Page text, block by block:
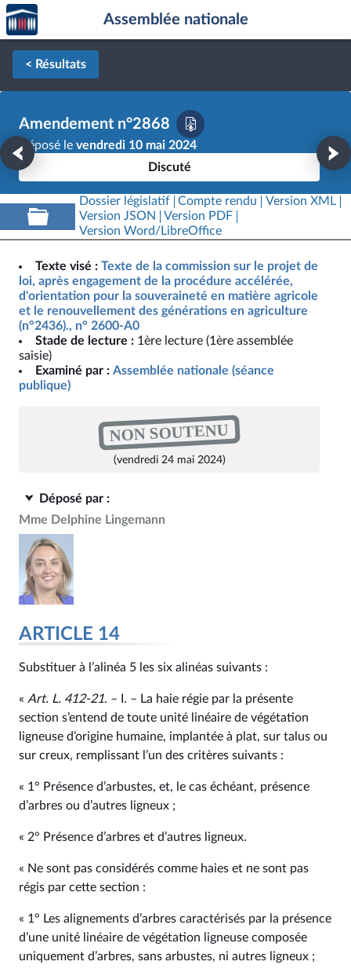
Aller au contenu
Aller en bas de la page
Accèder
à la
page
d'accueil
Assemblée nationale
< Résultats
Amendement n°2868
Déposé le vendredi 10 mai 2024
Discuté
Dossier législatif Compte rendu
Version XML
Version JSON
Version PDF
Version Word/LibreOffice
Texte visé : Texte de la commission sur le projet de
loi, après engagement de la procédure accélérée,
d'orientation pour la souveraineté en matière agricole
et le renouvellement des générations en agriculture
(n°2436)., n° 2600-A0
Stade de lecture : 1ère lecture (1ère assemblée
saisie)
Examiné par : Assemblée nationale (séance
publique)
NON SOUTENU
(vendredi 24 mai 2024)
Déposé par :
Mme Delphine Lingemann
ARTICLE 14
Substituer à l’alinéa 5 les six alinéas suivants :
« Art. L. 412‑21. – I. – La haie régie par la présente
section s’entend de toute unité linéaire de végétation
ligneuse d’origine humaine, implantée à plat, sur talus ou
sur creux, remplissant l’un des critères suivants :
« 1° Présence d’arbustes, et, le cas échéant, présence
d’arbres ou d’autres ligneux ;
« 2° Présence d’arbres et d’autres ligneux.
« Ne sont pas considérés comme haies et ne sont pas
régis par cette section :
« 1° Les alignements d’arbres caractérisés par la présence
d’une unité linéaire de végétation ligneuse composée
uniquement d’arbres, sans arbustes, ni autres ligneux ;